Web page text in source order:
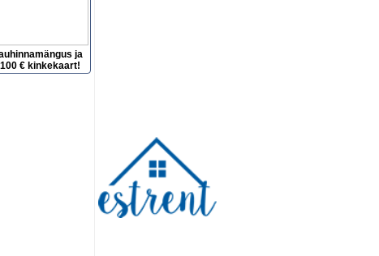
ja
€ kinkekaart!